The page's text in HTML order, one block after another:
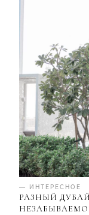
— ИНТЕРЕСНОЕ
РАЗНЫЙ